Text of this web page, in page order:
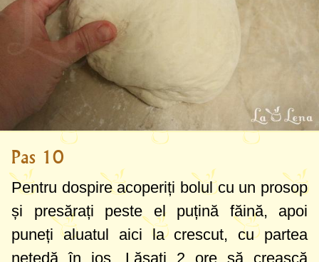
Pas 10
Pentru dospire acoperiți bolul cu un prosop
și presărați peste el puțină făină, apoi
puneți aluatul aici la crescut, cu partea
netedă în jos. Lăsați 2 ore să crească